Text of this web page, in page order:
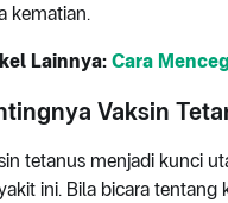
kematian.
Lainnya: Cara
Vaksin
tetanus menjadi kunci
ini. Bila bicara